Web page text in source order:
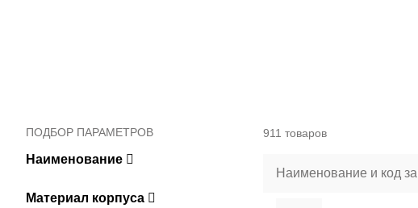
ПОДБОР ПАРАМЕТРОВ
Наименование
Материал корпуса
911 товаров
Наименование и код